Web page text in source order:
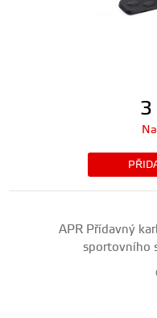
3
APR Přídavný
sportovního